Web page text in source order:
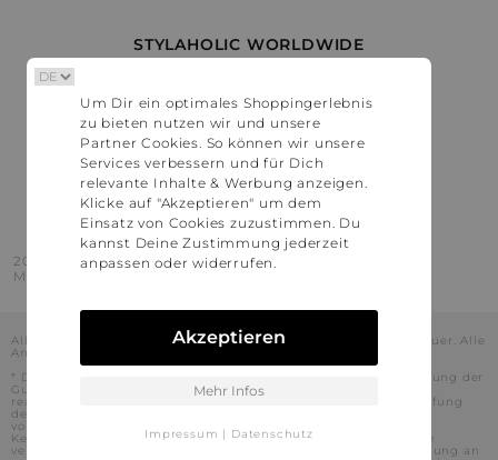
STYLAHOLIC WORLDWIDE
Österreich
Schweiz
France
United States
2016 - 2026 © Stylaholic.
Made for you with love in munich.
Alle Preise inkl. der jeweils geltenden gesetzlichen Mehrwertsteuer. Alle
Angaben ohne Gewähr.
* Die angezeigten Preise beinhalten Rabatte, die durch die Nutzung der
Gutschein-Codes auf den Seiten unserer Partner voraussichtlich
realisiert werden können. Stylaholic führt keine vollständige Prüfung
der Gutschein-Codes durch und es kann daher in Einzelfällen
vorkommen, dass die Gutscheine abweichend von unserem
Kenntnisstand bei dem jeweiligen Shop nicht oder nur teilweise
verwendet werden können. Darüber hinaus kann deren Verwendung an
Um Dir ein optimales Shoppingerlebnis
zu bieten nutzen wir und unsere
Partner Cookies. So können wir unsere
Services verbessern und für Dich
relevante Inhalte & Werbung anzeigen.
Klicke auf "Akzeptieren" um dem
Einsatz von Cookies zuzustimmen. Du
kannst Deine Zustimmung jederzeit
anpassen oder widerrufen.
Akzeptieren
Mehr Infos
Impressum | Datenschutz